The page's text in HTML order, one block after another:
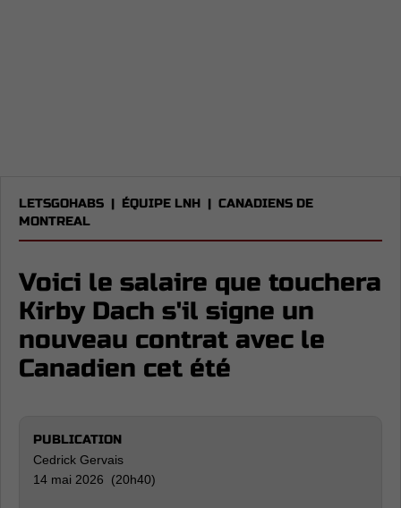
LETSGOHABS | ÉQUIPE LNH | CANADIENS DE
MONTREAL
Voici le salaire que touchera
Kirby Dach s'il signe un
nouveau contrat avec le
Canadien cet été
PUBLICATION
Cedrick Gervais
14 mai 2026 (20h40)